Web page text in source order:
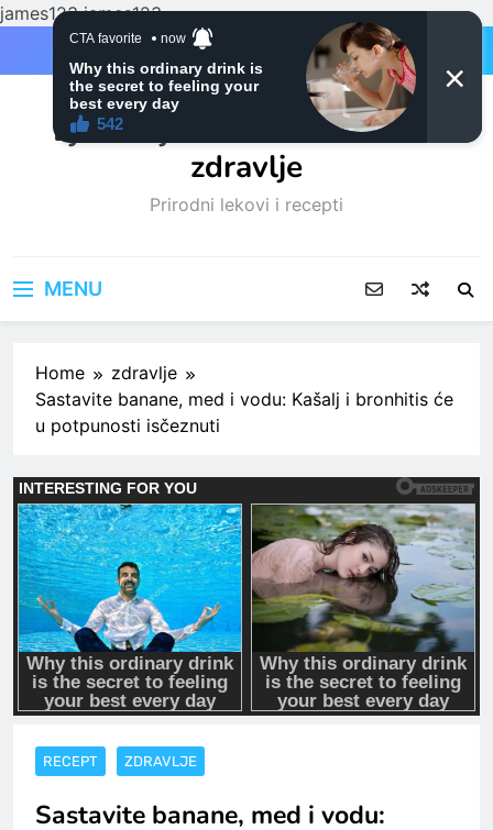
james123james123
Ljubitelji mačaka i Prirodno
zdravlje
Prirodni lekovi i recepti
MENU
Home
zdravlje
Sastavite banane, med i vodu: Kašalj i bronhitis će
u potpunosti isčeznuti
RECEPT ZDRAVLJE
Sastavite banane, med i vodu: